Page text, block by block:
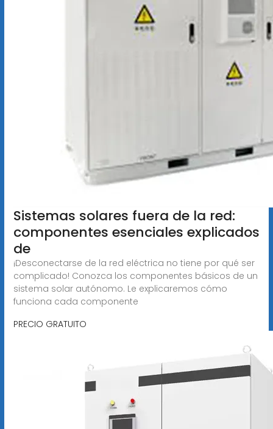
Sistemas solares fuera de la red:
componentes esenciales explicados
de
¡Desconectarse de la red eléctrica no tiene por qué ser
complicado! Conozca los componentes básicos de un
sistema solar autónomo. Le explicaremos cómo
funciona cada componente
PRECIO GRATUITO